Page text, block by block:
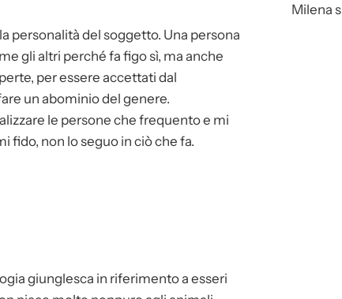
personalità del soggetto. Una persona
gli altri perché fa figo sì, ma anche
per essere accettati dal
un abominio del genere.
le persone che frequento e mi
fido, non lo seguo in ciò che fa.
giunglesca in riferimento a esseri
Milena